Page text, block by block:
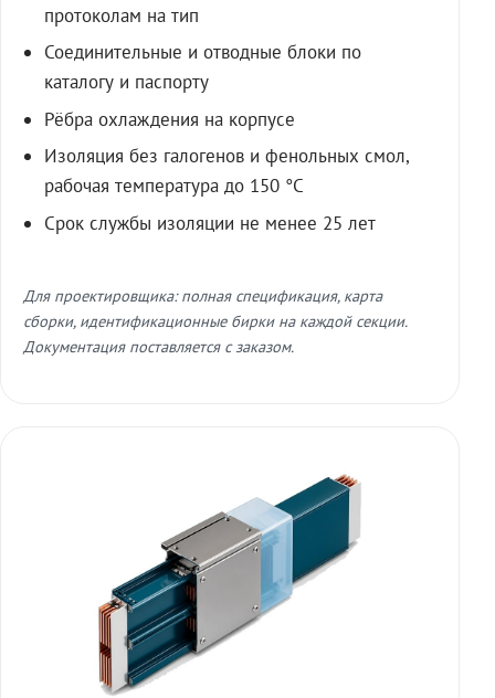
протоколам на тип
Соединительные и отводные блоки по
каталогу и паспорту
Рёбра охлаждения на корпусе
Изоляция без галогенов и фенольных смол,
рабочая температура до 150 °C
Срок службы изоляции не менее 25 лет
Для проектировщика: полная спецификация, карта
сборки, идентификационные бирки на каждой секции.
Документация поставляется с заказом.